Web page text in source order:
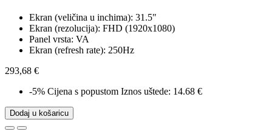
Ekran (veličina u inchima): 31.5"
Ekran (rezolucija): FHD (1920x1080)
Panel vrsta: VA
Ekran (refresh rate): 250Hz
293,68 €
-5% Cijena s popustom Iznos uštede: 14.68 €
Dodaj u košaricu